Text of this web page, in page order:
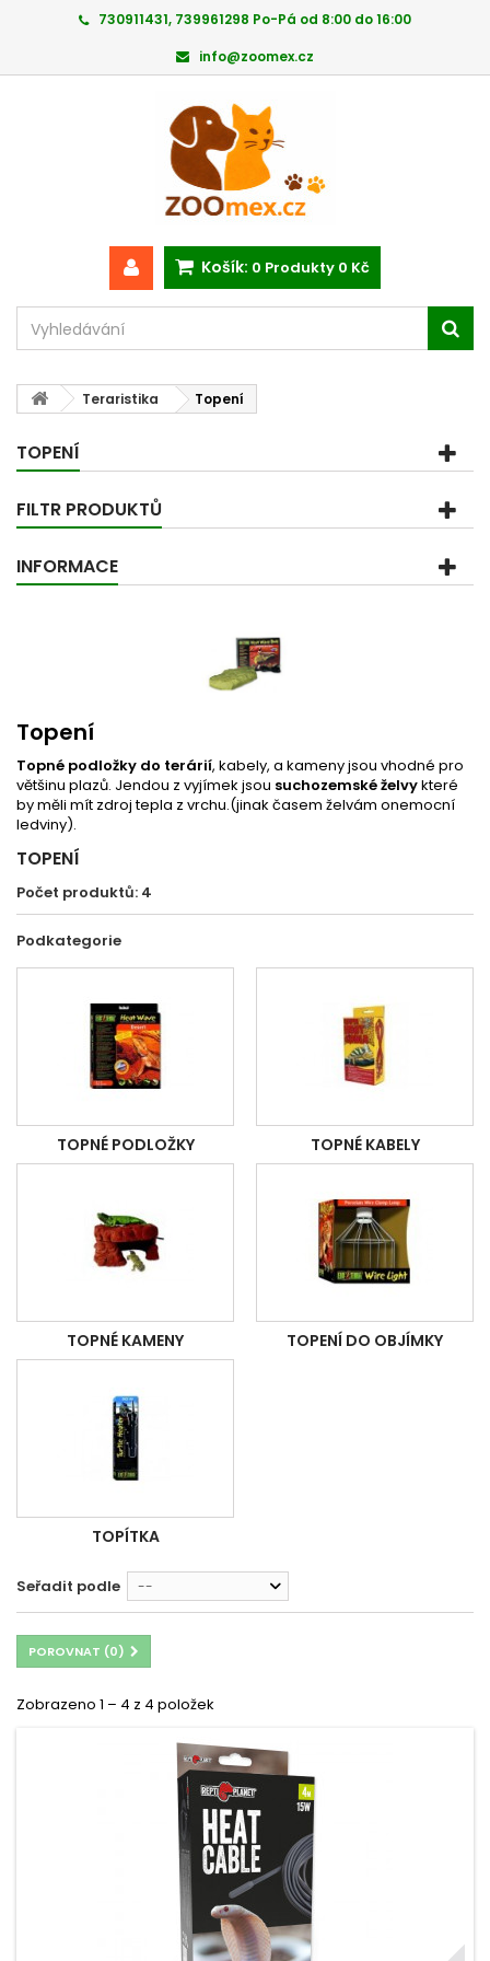
730911431, 739961298 Po-Pá od 8:00 do 16:00
info@zoomex.cz
Košík: 0 Produkty 0 Kč
Teraristika Topení
TOPENÍ
FILTR PRODUKTŮ
INFORMACE
Topení
Topné podložky do terárií, kabely, a kameny jsou vhodné pro
většinu plazů. Jendou z vyjímek jsou suchozemské želvykteré
by měli mít zdroj tepla z vrchu.(jinak časem želvám onemocní
ledviny).
TOPENÍ
Počet produktů: 4
Podkategorie
TOPNÉ PODLOŽKY TOPNÉ KABELY
TOPNÉ KAMENY TOPENÍ DO OBJÍMKY
TOPÍTKA
Seřadit podle --
POROVNAT (0)
Zobrazeno 1 – 4 z 4 položek